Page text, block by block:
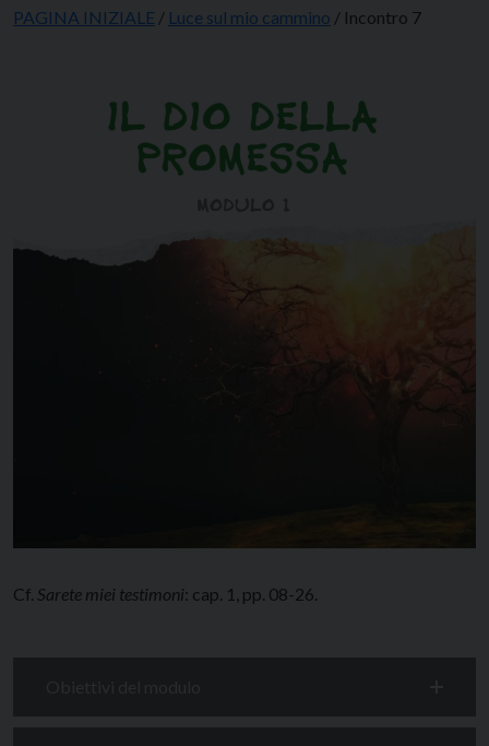
PAGINA INIZIALE / Luce sul mio cammino / Incontro 7
Cf. Sarete miei testimoni: cap. 1, pp. 08-26.